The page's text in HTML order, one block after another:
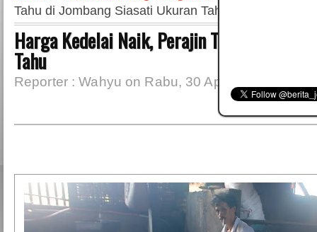
Tahu di Jombang Siasati Ukuran Tahu
Harga Kedelai Naik, Perajin Tahu di
Tahu
Reporter : Wahyu on Rabu, 30 April 2025 | 15.26